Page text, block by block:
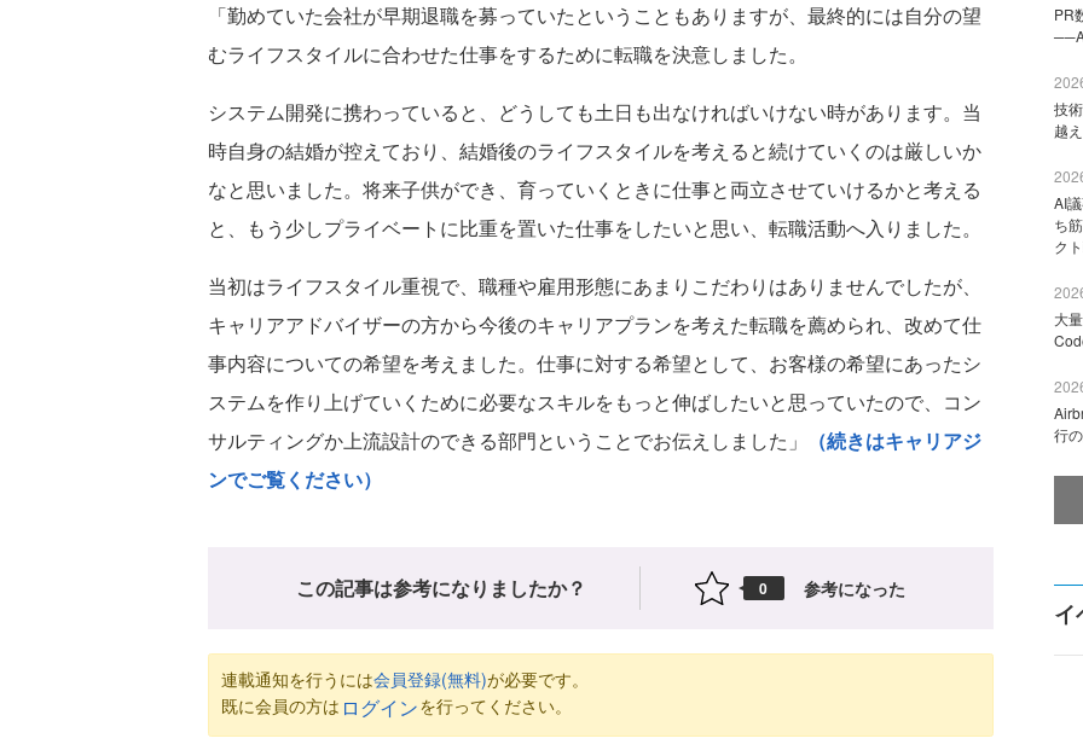
「勤めていた会社が早期退職を募っていたということもありますが、最終的には自分の望
むライフスタイルに合わせた仕事をするために転職を決意しました。
システム開発に携わっていると、どうしても土日も出なければいけない時があります。当
時自身の結婚が控えており、結婚後のライフスタイルを考えると続けていくのは厳しいか
なと思いました。将来子供ができ、育っていくときに仕事と両立させていけるかと考える
と、もう少しプライベートに比重を置いた仕事をしたいと思い、転職活動へ入りました。
当初はライフスタイル重視で、職種や雇用形態にあまりこだわりはありませんでしたが、
キャリアアドバイザーの方から今後のキャリアプランを考えた転職を薦められ、改めて仕
事内容についての希望を考えました。仕事に対する希望として、お客様の希望にあったシ
ステムを作り上げていくために必要なスキルをもっと伸ばしたいと思っていたので、コン
サルティングか上流設計のできる部門ということでお伝えしました」
（続きはキャリアジ
ンでご覧ください）
この記事は参考になりましたか？ 0 参考になった
連載通知を行うには会員登録(無料)が必要です。
既に会員の方は ログインを行ってください。
PR
技
越
AI
ち
ク
大
行
イ